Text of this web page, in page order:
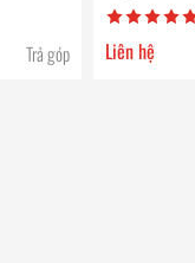
Trả góp Liên hệ